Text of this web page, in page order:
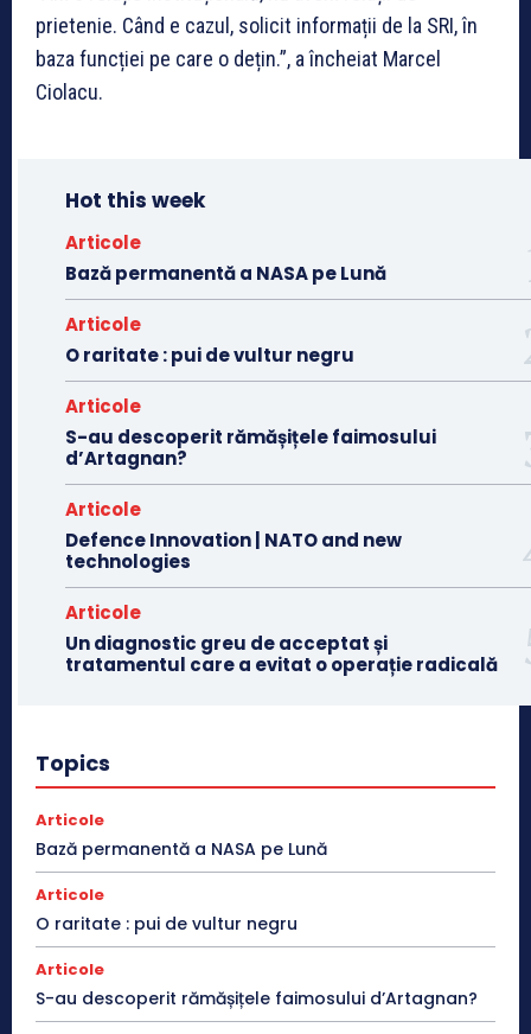
prietenie. Când e cazul, solicit informații de la SRI, în
baza funcției pe care o dețin.”, a încheiat Marcel
Ciolacu.
Hot this week
Articole
Bază permanentă a NASA pe Lună
Articole
O raritate : pui de vultur negru
Articole
S-au descoperit rămășițele faimosului
d’Artagnan?
Articole
Defence Innovation | NATO and new
technologies
Articole
Un diagnostic greu de acceptat și
tratamentul care a evitat o operație radicală
Topics
Articole
Bază permanentă a NASA pe Lună
Articole
O raritate : pui de vultur negru
Articole
S-au descoperit rămășițele faimosului d’Artagnan?